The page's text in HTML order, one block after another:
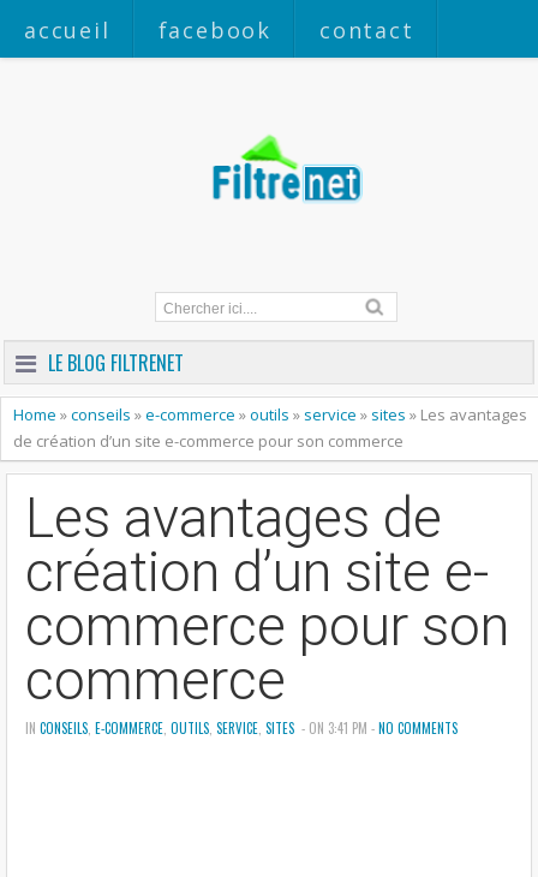
accueil facebook contact
LE BLOG FILTRENET
Home »conseils »e-commerce »outils » service » sites » Les avantages
de création d’un site e-commerce pour son commerce
Les avantages de
création d’un site e-
commerce pour son
commerce
IN CONSEILS E-COMMERCE OUTILS SERVICE SITES - ON 3:41 PM -NO COMMENTS